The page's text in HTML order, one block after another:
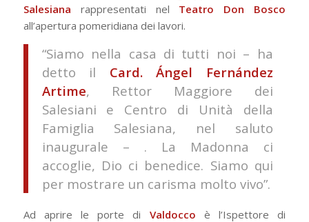
Salesiana rappresentati nel Teatro Don Bosco
all’apertura pomeridiana dei lavori.
“Siamo nella casa di tutti noi – ha
detto il Card. Ángel Fernández
Artime, Rettor Maggiore dei
Salesiani e Centro di Unità della
Famiglia Salesiana, nel saluto
inaugurale – . La Madonna ci
accoglie, Dio ci benedice. Siamo qui
per mostrare un carisma molto vivo”.
Ad aprire le porte di Valdocco è l’Ispettore di